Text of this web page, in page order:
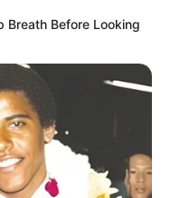
Breath Before Looking